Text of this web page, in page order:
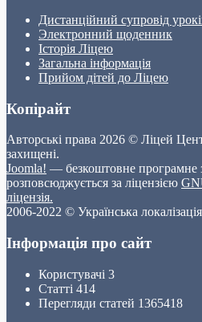
Дистанційний супровід
Электронний щоденник
Історія Ліцею
Загальна інформація
Прийом дітей до Ліцею
Копірайт
Авторські права 2026 © Ліцей
захищені.
Joomla! — безкоштовне програмне
розповсюджується за ліцензією
ліцензія.
2006-2022 © Українська локалізація
Інформація про сайт
Користувачі 3
Статті 414
Перегляди статей 1365418